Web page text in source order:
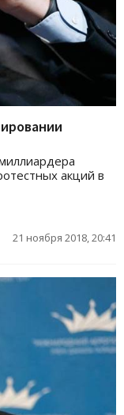
акций в
21 ноября 2018, 20:41